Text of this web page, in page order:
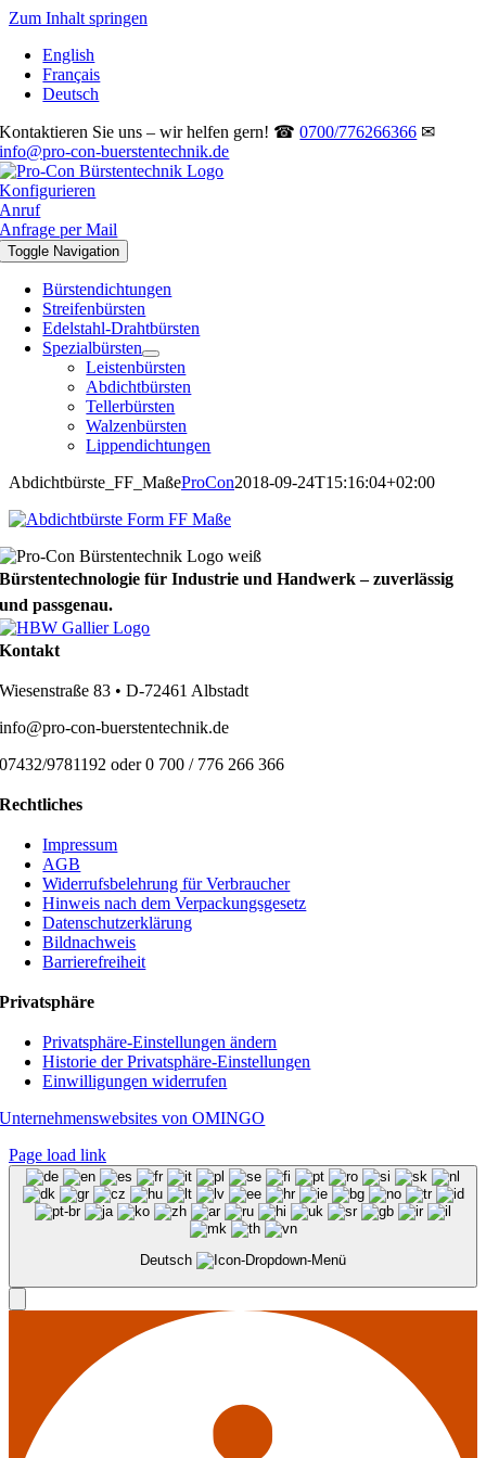
Zum Inhalt springen
English
Français
Deutsch
Kontaktieren Sie uns – wir helfen gern! ☎0700/776266366 ✉
info@pro-con-buerstentechnik.de
Konfigurieren
Anruf
Anfrage per Mail
Toggle Navigation
Bürstendichtungen
Streifenbürsten
Edelstahl-Drahtbürsten
Spezialbürsten
Leistenbürsten
Abdichtbürsten
Tellerbürsten
Walzenbürsten
Lippendichtungen
Abdichtbürste_FF_MaßeProCon2018-09-24T15:16:04+02:00
Bürstentechnologie für Industrie und Handwerk – zuverlässig
und passgenau.
Kontakt
Wiesenstraße 83 • D-72461 Albstadt
info@pro-con-buerstentechnik.de
07432/9781192 oder 0 700 / 776 266 366
Rechtliches
Impressum
AGB
Widerrufsbelehrung für Verbraucher
Hinweis nach dem Verpackungsgesetz
Datenschutzerklärung
Bildnachweis
Barrierefreiheit
Privatsphäre
Privatsphäre-Einstellungen ändern
Historie der Privatsphäre-Einstellungen
Einwilligungen widerrufen
Unternehmenswebsites von OMINGO
Page load link
Deutsch